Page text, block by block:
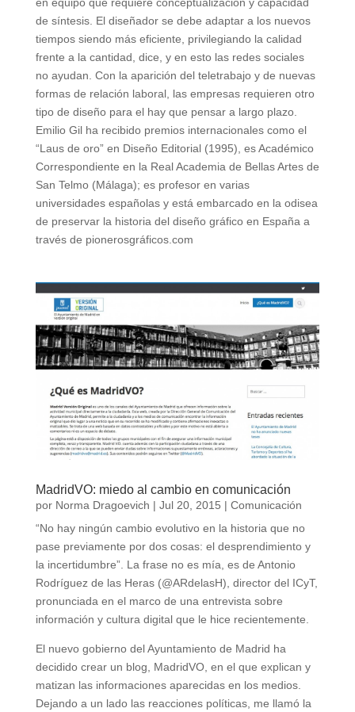
en equipo que requiere conceptualización y capacidad
de síntesis. El diseñador se debe adaptar a los nuevos
tiempos siendo más eficiente, privilegiando la calidad
frente a la cantidad, dice, y en esto las redes sociales
no ayudan. Con la aparición del teletrabajo y de nuevas
formas de relación laboral, las empresas requieren otro
tipo de diseño para el hay que pensar a largo plazo.
Emilio Gil ha recibido premios internacionales como el
“Laus de oro” en Diseño Editorial (1995), es Académico
Correspondiente en la Real Academia de Bellas Artes de
San Telmo (Málaga); es profesor en varias
universidades españolas y está embarcado en la odisea
de preservar la historia del diseño gráfico en España a
través de pionerosgráficos.com
MadridVO: miedo al cambio en comunicación
por Norma Dragoevich | Jul 20, 2015 | Comunicación
“No hay ningún cambio evolutivo en la historia que no
pase previamente por dos cosas: el desprendimiento y
la incertidumbre”. La frase no es mía, es de Antonio
Rodríguez de las Heras (@ARdelasH), director del ICyT,
pronunciada en el marco de una entrevista sobre
información y cultura digital que le hice recientemente.
El nuevo gobierno del Ayuntamiento de Madrid ha
decidido crear un blog, MadridVO, en el que explican y
matizan las informaciones aparecidas en los medios.
Dejando a un lado las reacciones políticas, me llamó la